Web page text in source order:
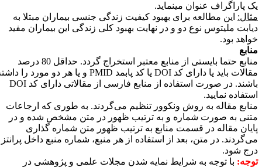
پاراگراف عنوان مینماید.
این مطالعه برای بهبود کیفیت زندگی جنسی بیماران مبتلا به
ملیتوس نوع دو و در نهایت بهبود کلی زندگی این بیماران مفید
بود.
منابع حتما بایستی از منابع معتبر استخراج گردد. حداقل 80 درصد
باید یا دارای کدDOIیا کد پابمدPMIDو یا هر دو مورد را داشته
در صورت استفاده از منابع فارسی از مقالاتی دارای کدDOI
نمایید.
مقاله به روش ونکوور تنظیم می‌گردند. به طوری که ارجاعات
به صورت شماره و به ترتیب ظهور در متن مشخص شده و در
مقاله در قسمت منابع به ترتیب ظهور متن شماره گذاری
در متن، بعد از استفاده از هر منبع، شماره منبع داخل پرانتز
شود.
با توجه به شرایط نمایه شدن مجلات علمی و پژوهشی در